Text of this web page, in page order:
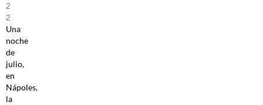
2
2
Una
noche
de
julio,
en
Nápoles,
la